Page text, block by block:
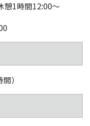
憩1時間12:00～
）